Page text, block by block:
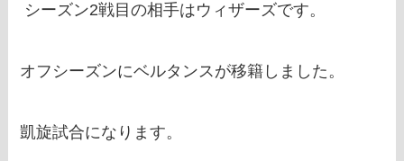
シーズン2戦目の相手はウィザーズです。
オフシーズンにベルタンスが移籍しました。
凱旋試合になります。